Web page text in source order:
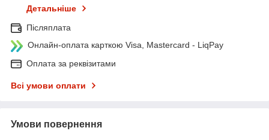
Детальніше
Післяплата
Онлайн-оплата карткою Visa, Mastercard - LiqPay
Оплата за реквізитами
Всі умови оплати
Умови повернення